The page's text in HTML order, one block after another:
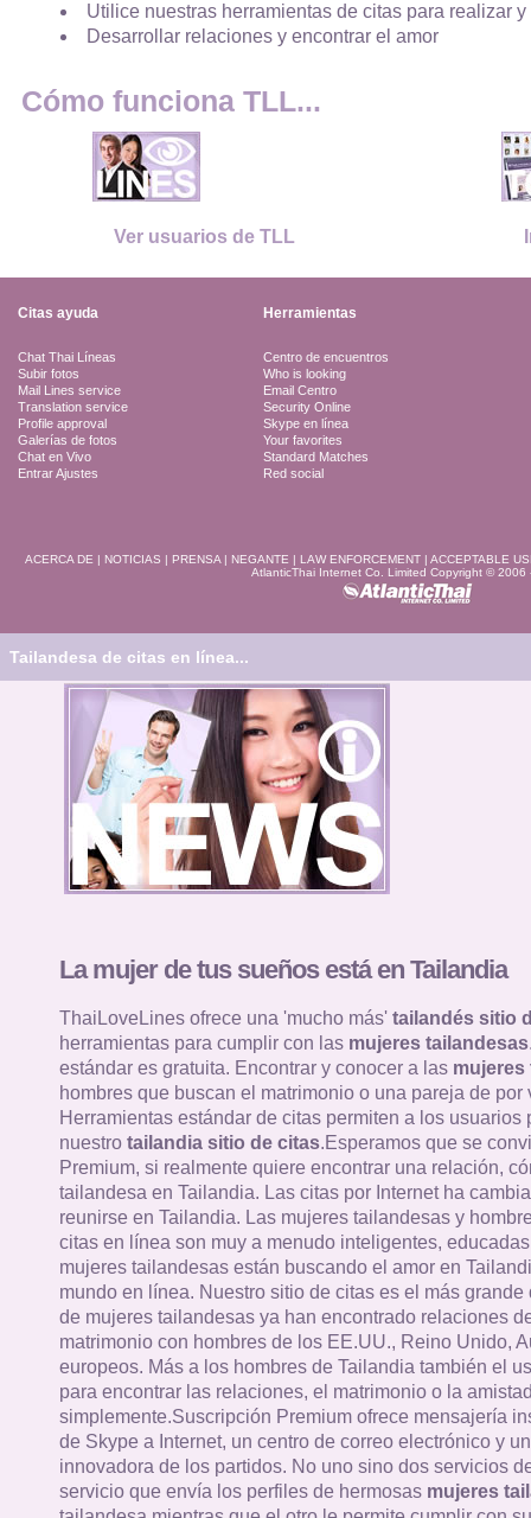
Utilice nuestras herramientas de citas para realizar
Desarrollar relaciones y encontrar el amor
Cómo funciona TLL...
Ver usuarios de TLL
Citas ayuda Herramientas
Chat Thai Líneas
Subir fotos
Mail Lines service
Translation service
Profile approval
Galerías de fotos
Chat en Vivo
Entrar Ajustes
Centro de encuentros
Who is looking
Email Centro
Security Online
Skype en línea
Your favorites
Standard Matches
Red social
ACERCA DE | NOTICIAS | PRENSA| NEGANTE | LAW ENFORCEMENT| ACCEPTABLE
AtlanticThai Internet Co. Limited Copyright © 2006
Tailandesa de citas en línea...
La mujer de tus sueños está en Tailandia
ThaiLoveLines ofrece una 'mucho más' tailandés sitio
herramientas para cumplir con las mujeres tailandesas
estándar es gratuita. Encontrar y conocer a las mujeres
hombres que buscan el matrimonio o una pareja de por
Herramientas estándar de citas permiten a los usuarios
nuestro tailandia sitio de citas.Esperamos que se
Premium, si realmente quiere encontrar una relación,
tailandesa en Tailandia. Las citas por Internet ha
reunirse en Tailandia. Las mujeres tailandesas y
citas en línea son muy a menudo inteligentes,
mujeres tailandesas están buscando el amor en
mundo en línea. Nuestro sitio de citas es el más grande
de mujeres tailandesas ya han encontrado relaciones
matrimonio con hombres de los EE.UU., Reino Unido,
europeos. Más a los hombres de Tailandia también el
para encontrar las relaciones, el matrimonio o la
simplemente.Suscripción Premium ofrece mensajería
de Skype a Internet, un centro de correo electrónico y
innovadora de los partidos. No uno sino dos servicios
servicio que envía los perfiles de hermosas mujeres